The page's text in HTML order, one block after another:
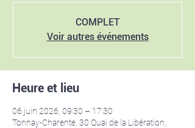
COMPLET
Voir autres événements
Heure et lieu
06 juin 2026, 09:30 – 17:30
Tonnay-Charente, 30 Quai de la Libération,